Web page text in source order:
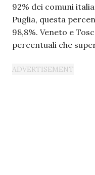
92% dei comuni
Puglia, questa
98,8%. Veneto e
percentuali che